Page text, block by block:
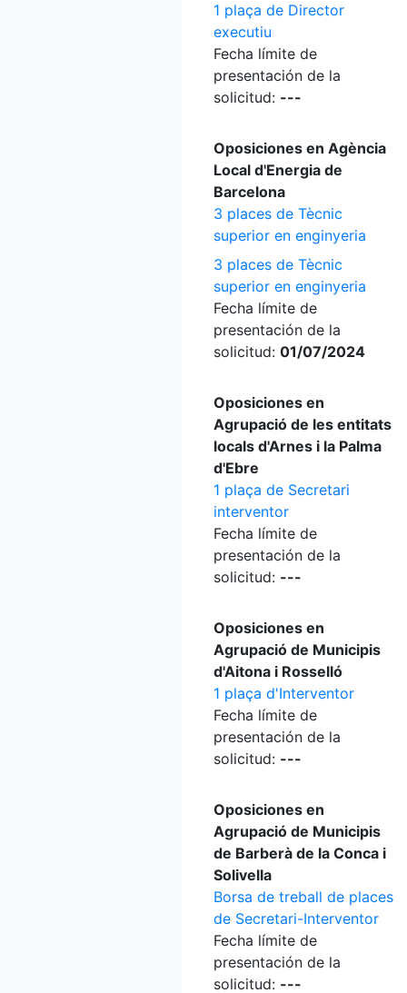
1 plaça de Director
executiu
Fecha límite de
presentación de la
solicitud: ---
Oposiciones en Agència
Local d'Energia de
Barcelona
3 places de Tècnic
superior en enginyeria
3 places de Tècnic
superior en enginyeria
Fecha límite de
presentación de la
solicitud: 01/07/2024
Oposiciones en
Agrupació de les entitats
locals d'Arnes i la Palma
d'Ebre
1 plaça de Secretari
interventor
Fecha límite de
presentación de la
solicitud: ---
Oposiciones en
Agrupació de Municipis
d'Aitona i Rosselló
1 plaça d'Interventor
Fecha límite de
presentación de la
solicitud: ---
Oposiciones en
Agrupació de Municipis
de Barberà de la Conca i
Solivella
Borsa de treball de places
de Secretari-Interventor
Fecha límite de
presentación de la
solicitud: ---